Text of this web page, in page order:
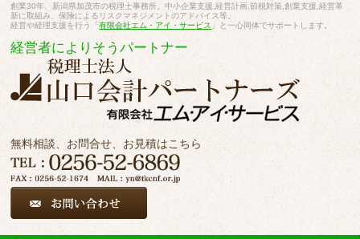
創業30年、新潟県加茂市の税理士事務所。中小企業支援,経営計画,節税対策,創業支援,経営革
新に取組み、保険によるリスクマネジメントのアドバイス等。
経営や経理支援を行う「有限会社エム・アイ・サービス 」と一心同体でサポートします。
経営者によりそうパートナー
無料相談、お問合せ、お見積はこちら